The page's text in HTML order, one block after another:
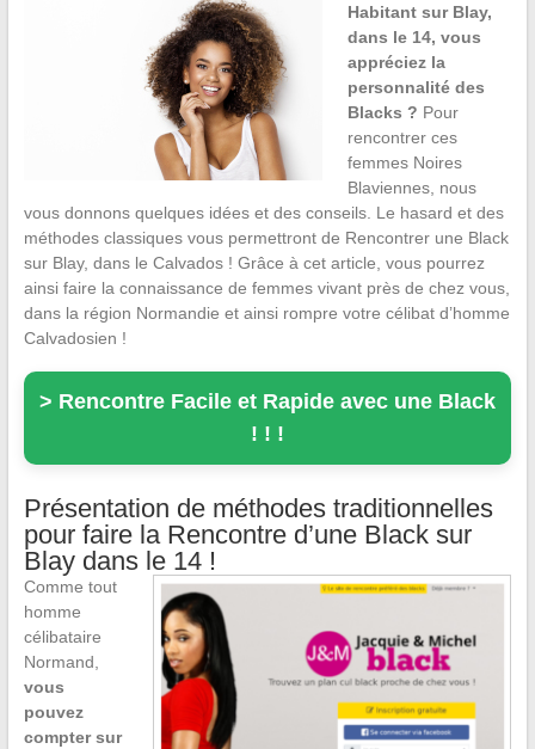
Habitant sur Blay,
dans le 14, vous
appréciez la
personnalité des
Blacks ? Pour
rencontrer ces
femmes Noires
Blaviennes, nous
vous donnons quelques idées et des conseils. Le hasard et des
méthodes classiques vous permettront de Rencontrer une Black
sur Blay, dans le Calvados ! Grâce à cet article, vous pourrez
ainsi faire la connaissance de femmes vivant près de chez vous,
dans la région Normandie et ainsi rompre votre célibat d’homme
Calvadosien !
> Rencontre Facile et Rapide avec une Black
! ! !
Présentation de méthodes traditionnelles
pour faire la Rencontre d’une Black sur
Blay dans le 14 !
Comme tout
homme
célibataire
Normand,
vous
pouvez
compter sur